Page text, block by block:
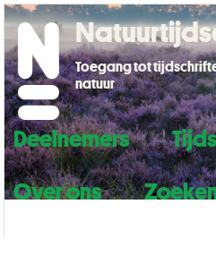
Deelnemers
Over ons
Toegang tot
natuur